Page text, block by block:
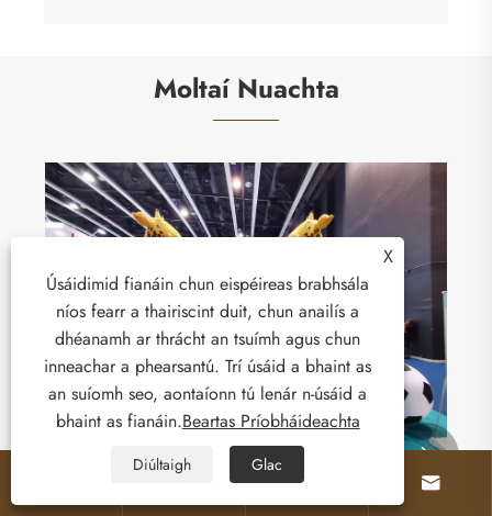
Moltaí Nuachta
Ár gCaisleáin Inséidte Nua ag Teacht sa Ríocht
Aontaithe: Stoc Leamh chun Brabúsacht Gnó a
Spreagadh
Féach ar Tuilleadh >>

 
X
Úsáidimid fianáin chun eispéireas brabhsála
níos fearr a thairiscint duit, chun anailís a
dhéanamh ar thrácht an tsuímh agus chun
inneachar a phearsantú. Trí úsáid a bhaint as
an suíomh seo, aontaíonn tú lenár n-úsáid a
bhaint as fianáin.Beartas Príobháideachta
Diúltaigh Glac